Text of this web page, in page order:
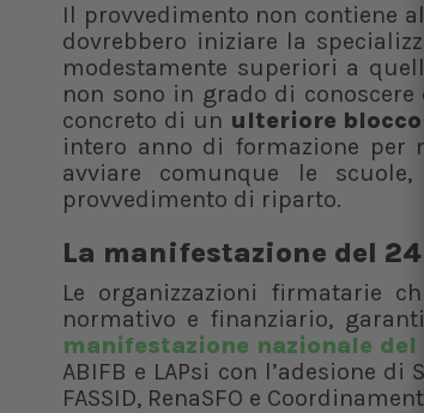
Il provvedimento non contiene
dovrebbero iniziare la
modestamente superiori a
non sono in grado di
concreto di un ulteriore
intero anno di formazione per
avviare comunque le
provvedimento di riparto.
La manifestazione del
Le organizzazioni firmatarie
normativo e finanziario,
manifestazione nazionale
ABIFB e LAPsi con l’adesione di
FASSID, RenaSFO e